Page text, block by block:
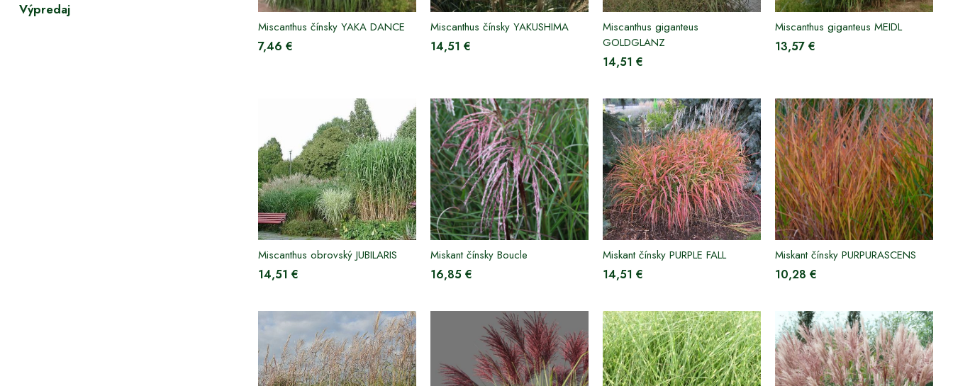
Výpredaj
Miscanthus čínsky YAKA DANCE
7,46 €
Miscanthus čínsky YAKUSHIMA
14,51 €
Miscanthus giganteus
GOLDGLANZ
14,51 €
Miscanthus giganteus MEIDL
13,57 €
Miscanthus obrovský JUBILARIS
14,51 €
Miskant čínsky Boucle
16,85 €
Miskant čínsky PURPLE FALL
14,51 €
Miskant čínsky PURPURASCENS
10,28 €